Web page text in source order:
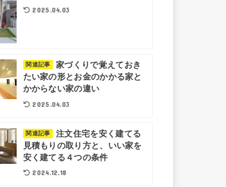
2025.04.03
関連記事
家づくりで覚えておき
たい家の形とお金のかかる家と
かからない家の違い
2025.04.03
関連記事
注文住宅を安く建てる
見積もりの取り方と、いい家を
安く建てる４つの条件
2024.12.18